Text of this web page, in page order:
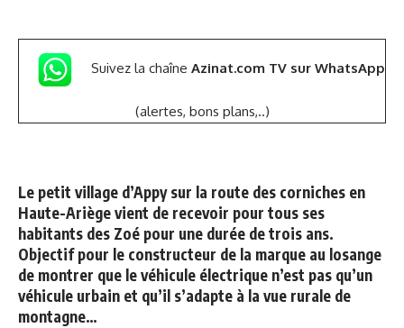
Suivez la chaîne Azinat.com TV sur WhatsApp
(alertes, bons plans,..)
Le petit village d’Appy sur la route des corniches en
Haute-Ariège vient de recevoir pour tous ses
habitants des Zoé pour une durée de trois ans.
Objectif pour le constructeur de la marque au losange
de montrer que le véhicule électrique n’est pas qu’un
véhicule urbain et qu’il s’adapte à la vue rurale de
montagne…